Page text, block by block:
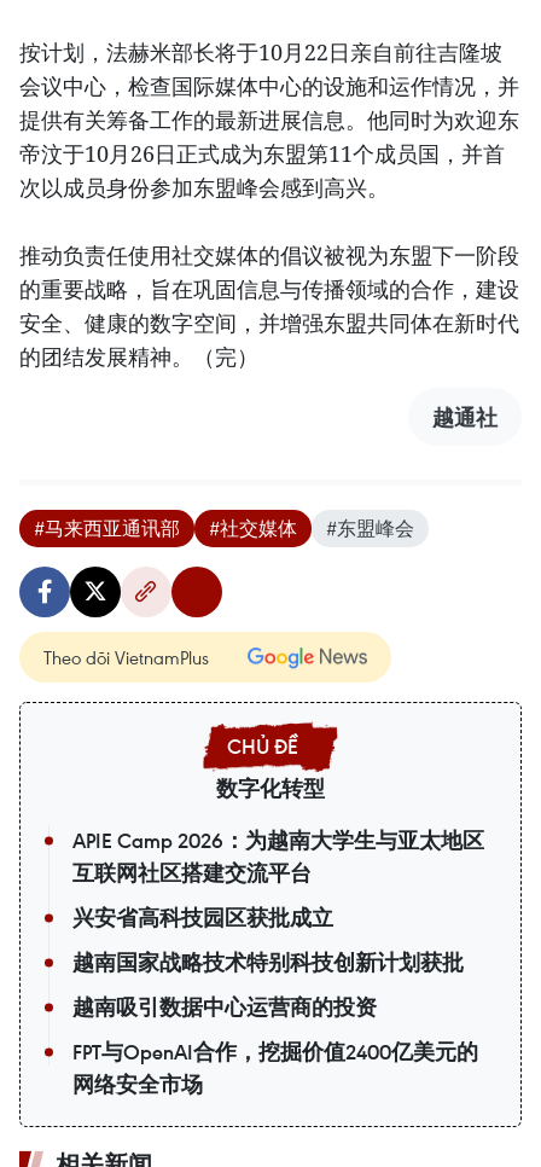
按计划，法赫米部长将于10月22日亲自前往吉隆坡
会议中心，检查国际媒体中心的设施和运作情况，并
提供有关筹备工作的最新进展信息。他同时为欢迎东
帝汶于10月26日正式成为东盟第11个成员国，并首
次以成员身份参加东盟峰会感到高兴。
推动负责任使用社交媒体的倡议被视为东盟下一阶段
的重要战略，旨在巩固信息与传播领域的合作，建设
安全、健康的数字空间，并增强东盟共同体在新时代
的团结发展精神。（完）
越通社
#马来西亚通讯部 #社交媒体 #东盟峰会
Theo dõi VietnamPlus
数字化转型
APIE Camp 2026：为越南大学生与亚太地区
互联网社区搭建交流平台
兴安省高科技园区获批成立
越南国家战略技术特别科技创新计划获批
越南吸引数据中心运营商的投资
FPT与OpenAI合作，挖掘价值2400亿美元的
网络安全市场